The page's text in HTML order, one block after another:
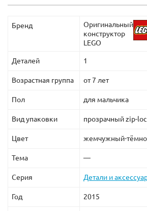
Биб Фортуна
Бренд
Оригинальный
конструктор
LEGO
Деталей 1
Возрастная группа от 7 лет
Пол для мальчика
Вид упаковки прозрачный zip-
Цвет жемчужный-
Тема —
Серия Детали и
Год 2015